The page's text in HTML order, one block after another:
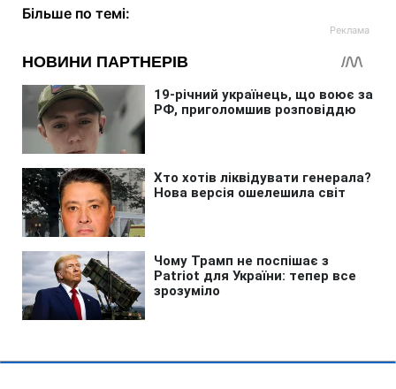
Більше по темі: